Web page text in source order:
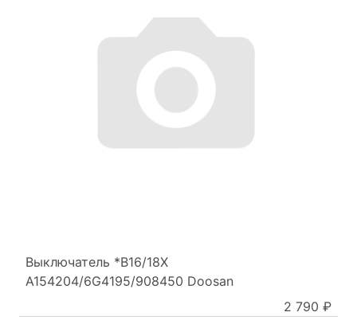
Выключатель *B16/18X
A154204/6G4195/908450 Doosan
2 790 ₽